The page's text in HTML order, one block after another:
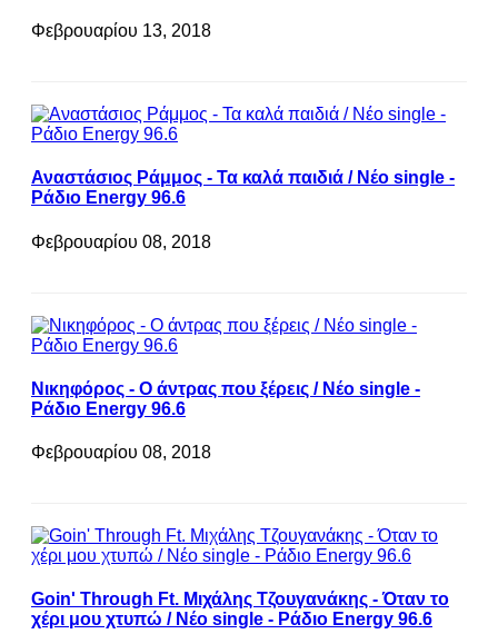
Φεβρουαρίου 13, 2018
Αναστάσιος Ράμμος - Τα καλά παιδιά / Νέο single -
Ράδιο Energy 96.6
Φεβρουαρίου 08, 2018
Νικηφόρος - Ο άντρας που ξέρεις / Νέο single -
Ράδιο Energy 96.6
Φεβρουαρίου 08, 2018
Goin' Through Ft. Μιχάλης Τζουγανάκης - Όταν το
χέρι μου χτυπώ / Νέο single - Ράδιο Energy 96.6